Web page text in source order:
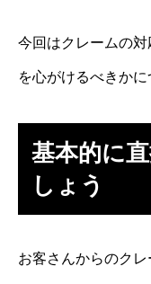
今回はクレームの
を心がけるべきかに
基本的に
しょう
お客さんからのク